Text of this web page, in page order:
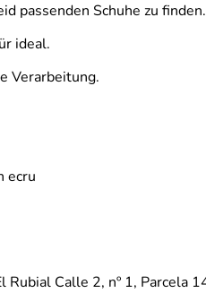
passenden Schuhe zu finden.
ideal.
Verarbeitung.
ecru
Calle 2, nº 1, Parcela